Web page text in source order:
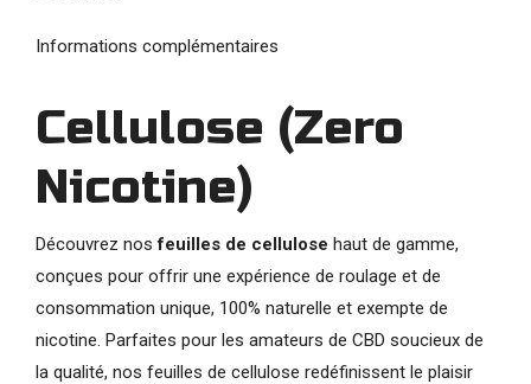
Informations complémentaires
Cellulose (Zero
Nicotine)
Découvrez nosfeuilles de cellulose haut de gamme,
conçues pour offrir une expérience de roulage et de
consommation unique, 100% naturelle et exempte de
nicotine. Parfaites pour les amateurs de CBD soucieux de
la qualité, nos feuilles de cellulose redéfinissent le plaisir